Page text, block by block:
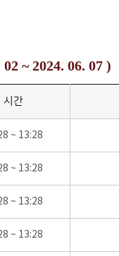
~ 2024. 06. 07 )
시간
~ 13:28
~ 13:28
~ 13:28
~ 13:28